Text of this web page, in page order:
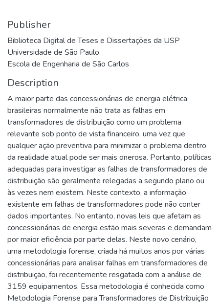
Publisher
Biblioteca Digital de Teses e Dissertações da USP
Universidade de São Paulo
Escola de Engenharia de São Carlos
Description
A maior parte das concessionárias de energia elétrica
brasileiras normalmente não trata as falhas em
transformadores de distribuição como um problema
relevante sob ponto de vista financeiro, uma vez que
qualquer ação preventiva para minimizar o problema dentro
da realidade atual pode ser mais onerosa. Portanto, políticas
adequadas para investigar as falhas de transformadores de
distribuição são geralmente relegadas a segundo plano ou
às vezes nem existem. Neste contexto, a informação
existente em falhas de transformadores pode não conter
dados importantes. No entanto, novas leis que afetam as
concessionárias de energia estão mais severas e demandam
por maior eficiência por parte delas. Neste novo cenário,
uma metodologia forense, criada há muitos anos por várias
concessionárias para analisar falhas em transformadores de
distribuição, foi recentemente resgatada com a análise de
3159 equipamentos. Essa metodologia é conhecida como
Metodologia Forense para Transformadores de Distribuição